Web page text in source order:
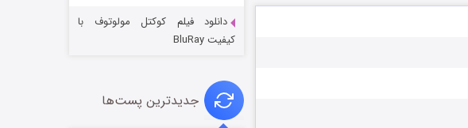
دانلود فیلم کوکتل مولوتوف با
کیفیت BluRay
جدیدترین پست‌ها